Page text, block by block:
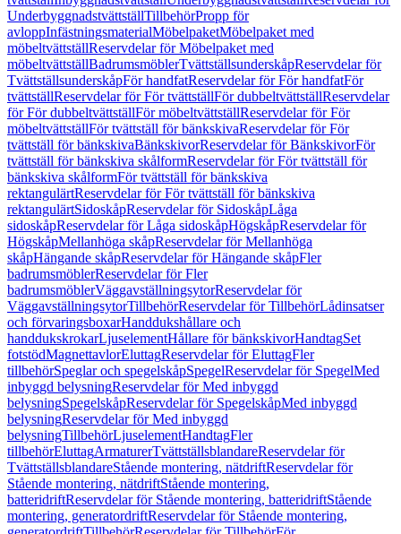
UnderbyggnadstvättställTillbehörPropp för
avloppInfästningsmaterialMöbelpaketMöbelpaket med
möbeltvättställReservdelar för Möbelpaket med
möbeltvättställBadrumsmöblerTvättställsunderskåpReservdelar för
TvättställsunderskåpFör handfatReservdelar för För handfatFör
tvättställReservdelar för För tvättställFör dubbeltvättställReservdelar
för För dubbeltvättställFör möbeltvättställReservdelar för För
möbeltvättställFör tvättställ för bänkskivaReservdelar för För
tvättställ för bänkskivaBänkskivorReservdelar för BänkskivorFör
tvättställ för bänkskiva skålformReservdelar för För tvättställ för
bänkskiva skålformFör tvättställ för bänkskiva
rektangulärtReservdelar för För tvättställ för bänkskiva
rektangulärtSidoskåpReservdelar för SidoskåpLåga
sidoskåpReservdelar för Låga sidoskåpHögskåpReservdelar för
HögskåpMellanhöga skåpReservdelar för Mellanhöga
skåpHängande skåpReservdelar för Hängande skåpFler
badrumsmöblerReservdelar för Fler
badrumsmöblerVäggavställningsytorReservdelar för
VäggavställningsytorTillbehörReservdelar för TillbehörLådinsatser
och förvaringsboxarHanddukshållare och
handdukskrokarLjuselementHållare för bänkskivorHandtagSet
fotstödMagnettavlorEluttagReservdelar för EluttagFler
tillbehörSpeglar och spegelskåpSpegelReservdelar för SpegelMed
inbyggd belysningReservdelar för Med inbyggd
belysningSpegelskåpReservdelar för SpegelskåpMed inbyggd
belysningReservdelar för Med inbyggd
belysningTillbehörLjuselementHandtagFler
tillbehörEluttagArmaturerTvättställsblandareReservdelar för
TvättställsblandareStående montering, nätdriftReservdelar för
Stående montering, nätdriftStående montering,
batteridriftReservdelar för Stående montering, batteridriftStående
montering, generatordriftReservdelar för Stående montering,